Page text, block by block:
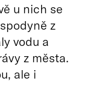
u nich se
z
vodu a
z města.
ale i